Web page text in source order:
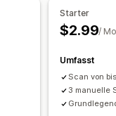
Starter
$2.99/
Umfasst
Scan von
3 manuelle